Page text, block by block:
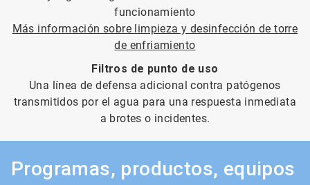
funcionamiento
Más información sobre limpieza y desinfección de torre
de enfriamiento
Filtros de punto de uso
Una línea de defensa adicional contra patógenos
transmitidos por el agua para una respuesta inmediata
a brotes o incidentes.
Programas, productos, equipos